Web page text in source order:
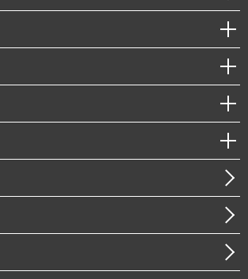
ク・コンプライアンス）・防災（政策）
スポーツ・スマートシティ
食料システム
関連）